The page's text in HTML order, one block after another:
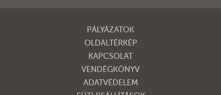
PÁLYÁZATOK
OLDALTÉRKÉP
KAPCSOLAT
VENDÉGKÖNYV
ADATVÉDELEM